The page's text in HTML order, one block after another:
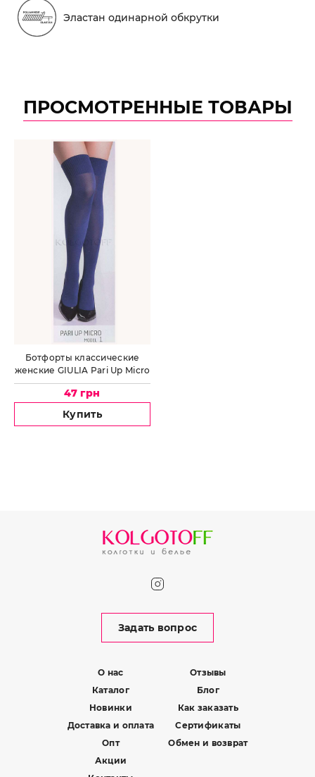
Эластан одинарной обкрутки
ПРОСМОТРЕННЫЕ ТОВАРЫ
Ботфорты классические
женские GIULIA Pari Up Micro
120 model 1
47 грн
Купить
Задать вопрос
О нас
Каталог
Новинки
Доставка и оплата
Опт
Акции
Отзывы
Блог
Как заказать
Сертификаты
Обмен и возврат